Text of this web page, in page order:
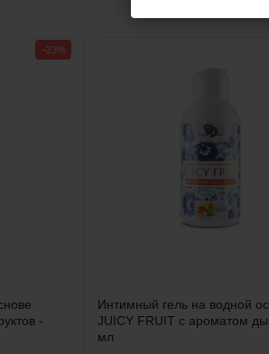
-
−23%
Интимный гель на водной
JUICY FRUIT с ароматом
мл